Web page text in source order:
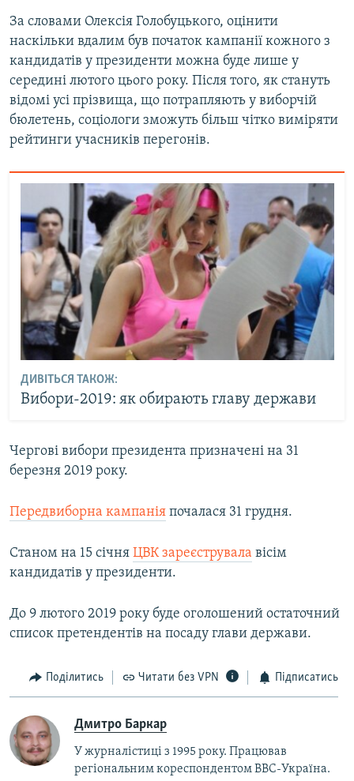
За словами Олексія Голобуцького, оцінити
наскільки вдалим був початок кампанії кожного з
кандидатів у президенти можна буде лише у
середині лютого цього року. Після того, як стануть
відомі усі прізвища, що потрапляють у виборчій
бюлетень, соціологи зможуть більш чітко виміряти
рейтинги учасників перегонів.
ДИВІТЬСЯ ТАКОЖ:
Вибори-2019: як обирають главу держави
Чергові вибори президента призначені на 31
березня 2019 року.
Передвиборна кампанія почалася 31 грудня.
Станом на 15 січня ЦВК зареєструвала вісім
кандидатів у президенти.
До 9 лютого 2019 року буде оголошений остаточний
список претендентів на посаду глави держави.
Поділитись Читати без VPN Підписатись
Дмитро Баркар
У журналістиці з 1995 року. Працював
регіональним кореспондентом BBC-Україна.